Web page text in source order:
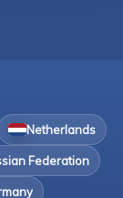
Netherlands
Federation